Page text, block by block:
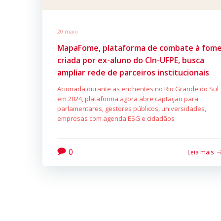
20 maio
MapaFome, plataforma de combate à
criada por ex-aluno do CIn-UFPE, busca
ampliar rede de parceiros institucionais
Acionada durante as enchentes no Rio Grande do Sul
em 2024, plataforma agora abre captação para
parlamentares, gestores públicos, universidades,
empresas com agenda ESG e cidadãos
0 Leia mais